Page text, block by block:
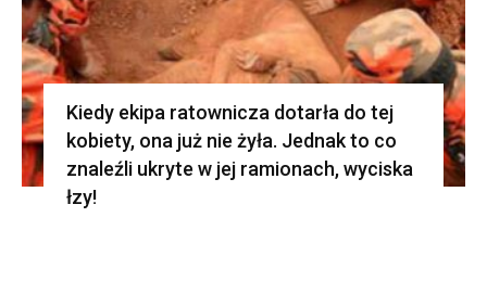
Kiedy ekipa ratownicza dotarła do tej
kobiety, ona już nie żyła. Jednak to co
znaleźli ukryte w jej ramionach, wyciska
łzy!